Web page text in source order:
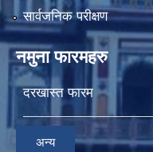
सार्वजनिक परीक्षण
नमुना फारमहरु
दरखास्त फारम
अन्य